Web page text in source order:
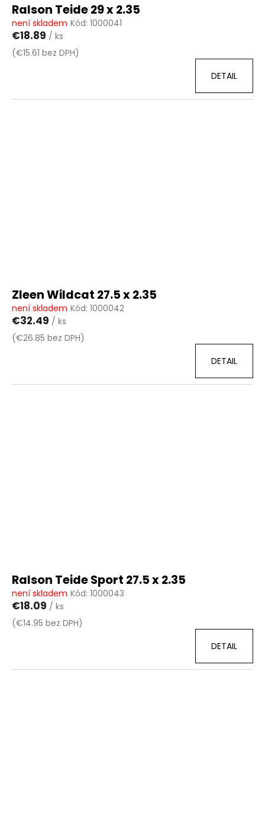
Ralson Teide 29 x 2.35
není skladem Kód: 1000041
€18.89 / ks
(€15.61 bez DPH)
DETAIL
Zleen Wildcat 27.5 x 2.35
není skladem Kód: 1000042
€32.49 / ks
(€26.85 bez DPH)
DETAIL
Ralson Teide Sport 27.5 x 2.35
není skladem Kód: 1000043
€18.09 / ks
(€14.95 bez DPH)
DETAIL